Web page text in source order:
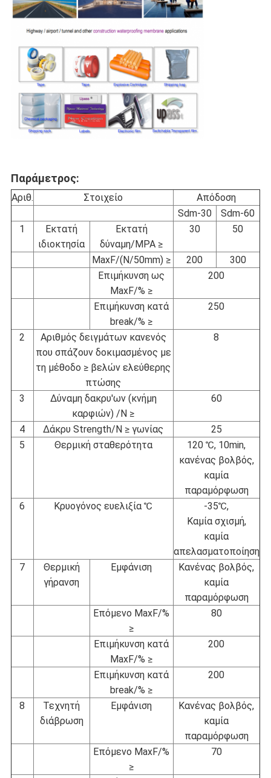
Παράμετρος:
Αριθ. Στοιχείο
Απόδοση
Sdm-30
Sdm-60
1
Εκτατή
ιδιοκτησία
Εκτατή
δύναμη/MPA ≥
30 50
MaxF/(N/50mm) ≥ 200
300
Επιμήκυνση ως
MaxF/% ≥
200
Επιμήκυνση κατά
break/% ≥
250
2
Αριθμός δειγμάτων κανενός
που σπάζουν δοκιμασμένος με
τη μέθοδο ≥ βελών ελεύθερης
πτώσης
8
3
Δύναμη δακρυ'ων (κνήμη
καρφιών) /N ≥
60
4 Δάκρυ Strength/N ≥ γωνίας
25
5
Θερμική σταθερότητα
120 ℃, 10min,
κανένας βολβός,
καμία
παραμόρφωση
6
Κρυογόνος ευελιξία ℃
-35℃,
Καμία σχισμή,
καμία
απελασματοποίηση
7
Θερμική
γήρανση
Εμφάνιση
Κανένας βολβός,
καμία
παραμόρφωση
Επόμενο MaxF/%
≥
80
Επιμήκυνση κατά
MaxF/% ≥
200
Επιμήκυνση κατά
break/% ≥
200
8
Τεχνητή
διάβρωση
Εμφάνιση
Κανένας βολβός,
καμία
παραμόρφωση
Επόμενο MaxF/%
≥
70